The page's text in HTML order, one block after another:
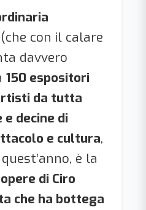
(che con il calare
davvero
150 espositori
da tutta
e decine di
e cultura,
è la
di Ciro
che ha bottega